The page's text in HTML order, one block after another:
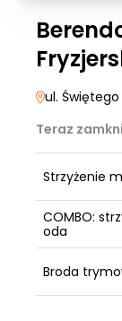
ul.
Teraz
Strzyżenie
COMBO:
oda
Broda